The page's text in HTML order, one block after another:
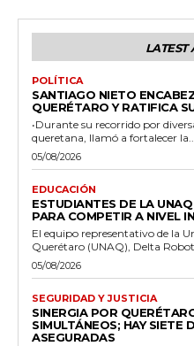
LATEST
POLÍTICA
SANTIAGO NIETO
QUERÉTARO Y RATIFICA
•Durante su recorrido por
queretana, llamó a fortalecer
05/08/2026
EDUCACIÓN
ESTUDIANTES DE LA
PARA COMPETIR A NIVEL
El equipo representativo de la
Querétaro (UNAQ), Delta
05/08/2026
SEGURIDAD Y JUSTICIA
SINERGIA POR
SIMULTÁNEOS; HAY SIETE
ASEGURADAS